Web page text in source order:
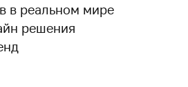
в реальном мире
решения